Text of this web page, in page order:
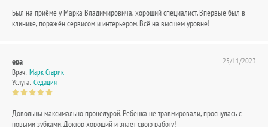
Был на приёме у Марка Владимировича, хороший специалист. Впервые был в
клинике, поражён сервисом и интерьером. Всё на высшем уровне!
ева
Врач: Марк Старик
Услуга: Седация
25/11/2023
Довольны максимально процедурой. Ребёнка не травмировали, проснулась с
новыми зубками. Доктор хороший и знает свою работу!